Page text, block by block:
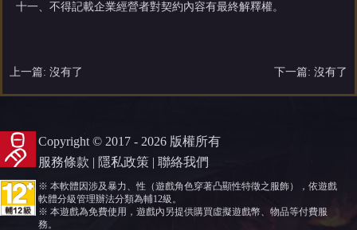
十一、不得記載企業經營者對契約內容有最終解釋權。
上一篇: 沒有了 下一篇: 沒有了
Copyright © 2017 - 2026 版權所有
服務條款 | 隱私政策 | 聯絡我們
※ 本軟體因涉及暴力、性（遊戲角色穿著凸顯性特徵之服飾），依遊戲
軟體分級管理辦法分類為輔12級。
※ 本遊戲為免費使用，遊戲內另提供購買虛擬遊戲幣、物品等付費服
務。